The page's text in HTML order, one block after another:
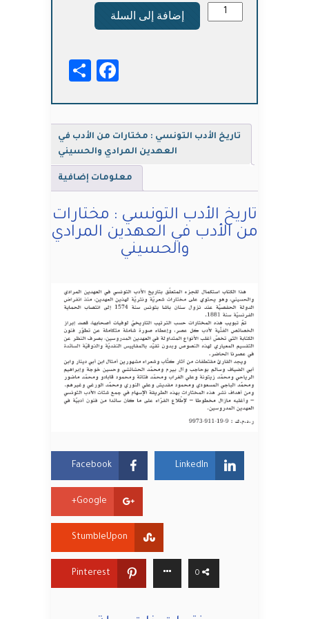
إضافة إلى السلة
Facebook
تاريخ الأدب التونسي : مختارات من الأدب في
العهدين المرادي والحسيني
معلومات إضافية
تاريخ الأدب التونسي : مختارات
من الأدب في العهدين المرادي
والحسيني
Facebook LinkedIn
Google+
StumbleUpon
Pinterest 0